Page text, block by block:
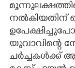
നൽകിയതിന്
യുവാവിന്റെ
ചർച്ചകൾക്ക്